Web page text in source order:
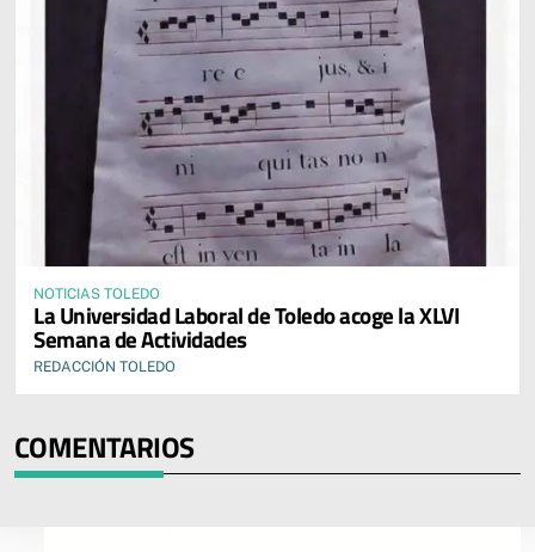
NOTICIAS TOLEDO
La Universidad Laboral de Toledo acoge la XLVI
Semana de Actividades
REDACCIÓN TOLEDO
COMENTARIOS